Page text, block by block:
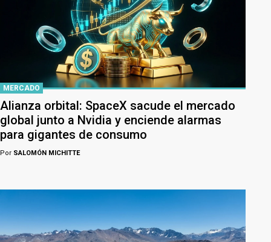
MERCADO
Alianza orbital: SpaceX sacude el mercado
global junto a Nvidia y enciende alarmas
para gigantes de consumo
Por SALOMÓN MICHITTE